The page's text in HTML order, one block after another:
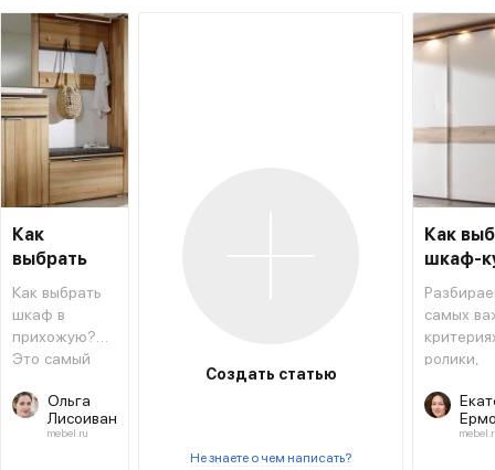
Как
выбрать
шкаф в
прихожую
Как выбрать
шкаф в
прихожую?
Это самый
предмет
мебели
Ольга
Лисоиван
mebel.ru
Создать статью
Не знаете о чем написать?
Как
шкаф-
самых
ролики,
другое.